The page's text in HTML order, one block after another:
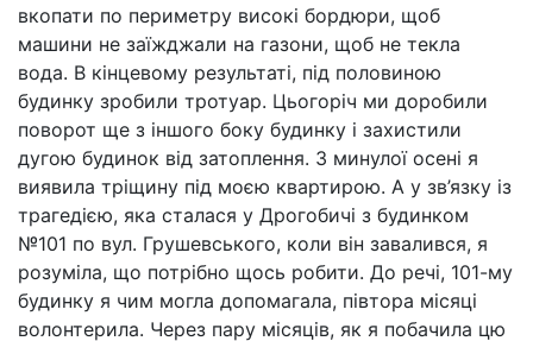
вкопати по периметру високі бордюри, щоб
машини не заїжджали на газони, щоб не текла
вода. В кінцевому результаті, під половиною
будинку зробили тротуар. Цьогоріч ми доробили
поворот ще з іншого боку будинку і захистили
дугою будинок від затоплення. З минулої осені я
виявила тріщину під моєю квартирою. А у зв’язку із
трагедією, яка сталася у Дрогобичі з будинком
№101 по вул. Грушевського, коли він завалився, я
розуміла, що потрібно щось робити. До речі, 101-му
будинку я чим могла допомагала, півтора місяці
волонтерила. Через пару місяців, як я побачила цю